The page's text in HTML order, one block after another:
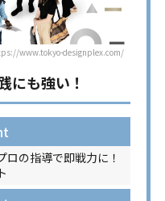
www.tokyo-designplex.com/
にも強い！
の指導で即戦力に！